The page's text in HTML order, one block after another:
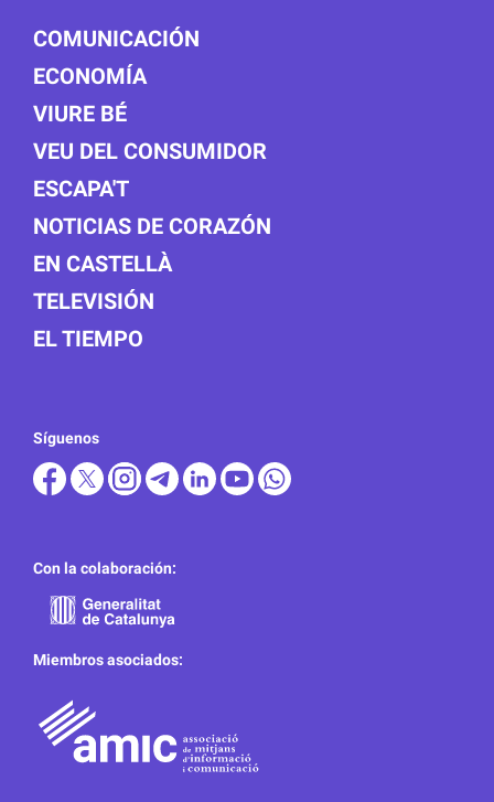
COMUNICACIÓN
ECONOMÍA
VIURE BÉ
VEU DEL CONSUMIDOR
ESCAPA'T
NOTICIAS DE CORAZÓN
EN CASTELLÀ
TELEVISIÓN
EL TIEMPO
Síguenos
Con la colaboración:
Miembros asociados: